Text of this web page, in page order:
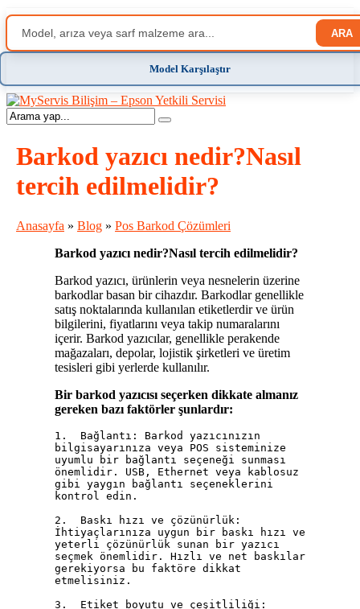
ARA
Model Karşılaştır
Barkod yazıcı nedir?Nasıl
tercih edilmelidir?
Anasayfa » Blog » Pos Barkod Çözümleri
Barkod yazıcı nedir?Nasıl tercih edilmelidir?
Barkod yazıcı, ürünlerin veya nesnelerin üzerine
barkodlar basan bir cihazdır. Barkodlar genellikle
satış noktalarında kullanılan etiketlerdir ve ürün
bilgilerini, fiyatlarını veya takip numaralarını
içerir. Barkod yazıcılar, genellikle perakende
mağazaları, depolar, lojistik şirketleri ve üretim
tesisleri gibi yerlerde kullanılır.
Bir barkod yazıcısı seçerken dikkate almanız
gereken bazı faktörler şunlardır:
1.  Bağlantı: Barkod yazıcınızın
bilgisayarınıza veya POS sisteminize
uyumlu bir bağlantı seçeneği sunması
önemlidir. USB, Ethernet veya kablosuz
gibi yaygın bağlantı seçeneklerini
kontrol edin.
2.  Baskı hızı ve çözünürlük:
İhtiyaçlarınıza uygun bir baskı hızı ve
yeterli çözünürlük sunan bir yazıcı
seçmek önemlidir. Hızlı ve net baskılar
gerekiyorsa bu faktöre dikkat
etmelisiniz.
3.  Etiket boyutu ve çeşitliliği: